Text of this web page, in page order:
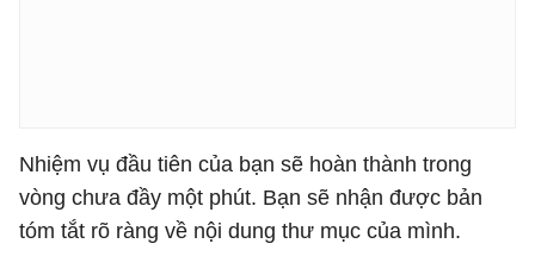
Nhiệm vụ đầu tiên của bạn sẽ hoàn thành trong
vòng chưa đầy một phút. Bạn sẽ nhận được bản
tóm tắt rõ ràng về nội dung thư mục của mình.